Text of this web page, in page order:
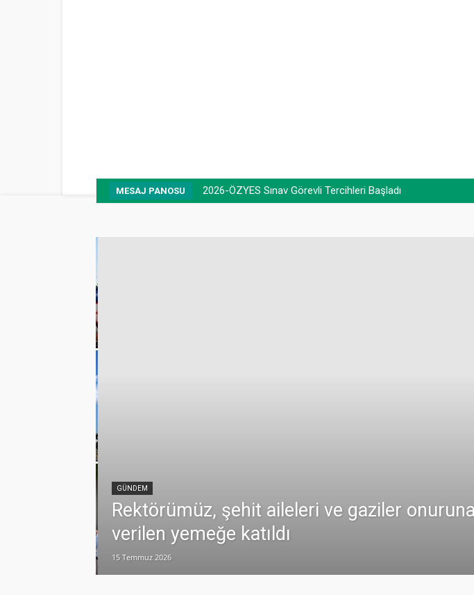
MESAJ PANOSU 2026-ÖZYES Sınav Görevli Tercihleri Başladı
GÜNDEM
Rektörümüz, şehit aileleri ve gaziler onuruna
verilen yemeğe katıldı
15 Temmuz 2026